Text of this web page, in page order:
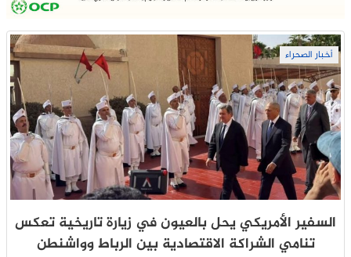
أخبار الصحراء
السفير الأمريكي يحل بالعيون في زيارة تاريخية تعكس
تنامي الشراكة الاقتصادية بين الرباط وواشنطن